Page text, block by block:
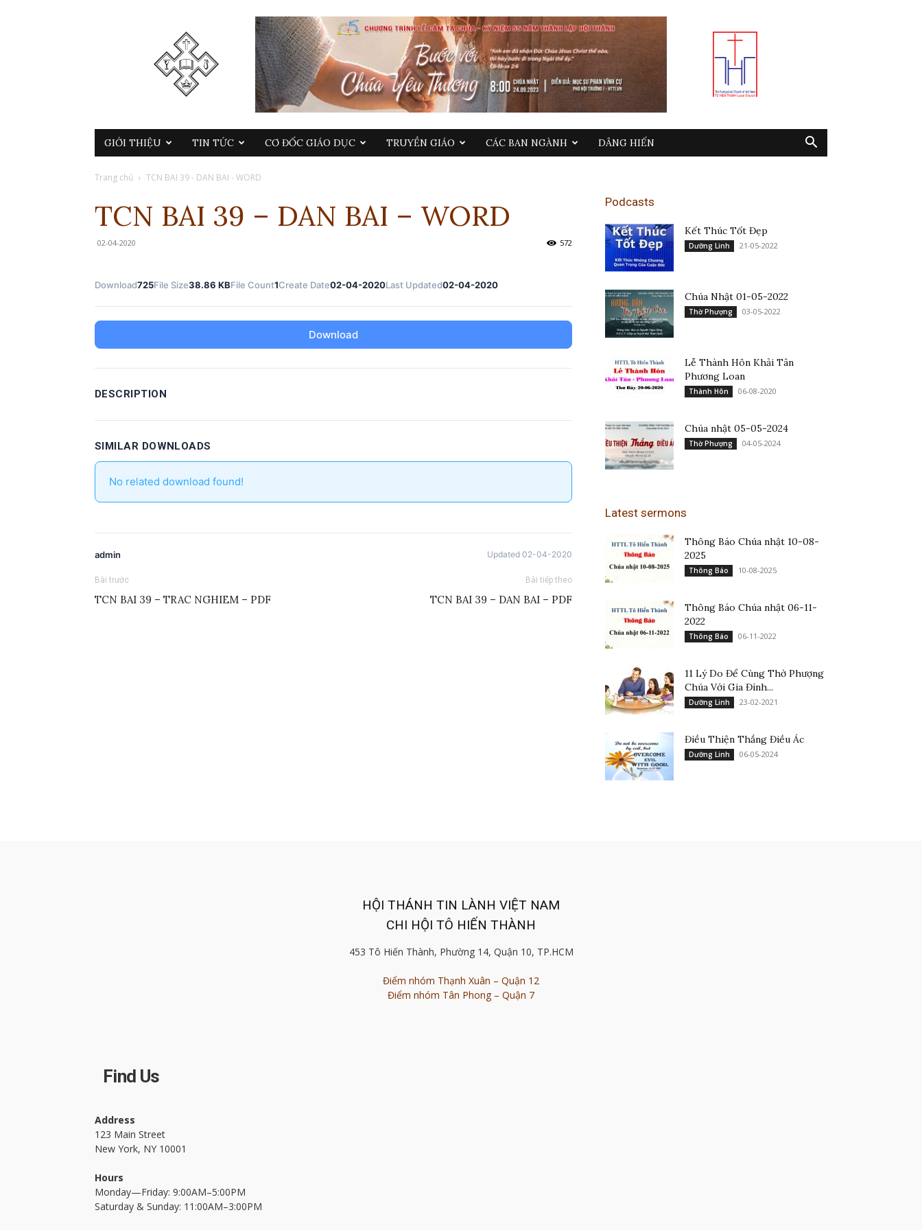
GIỚI THIỆU TIN TỨC CƠ ĐỐC GIÁO DỤC TRUYỀN GIÁO CÁC BAN NGÀNH DÂNG HIẾN
Trang chủ TCN BAI 39 - DAN BAI - WORD
TCN BAI 39 – DAN BAI – WORD
02-04-2020 572
Download725File Size38.86 KBFile Count1Create Date02-04-2020Last Updated02-04-2020
Download
DESCRIPTION
SIMILAR DOWNLOADS
No related download found!
admin Updated 02-04-2020
Bài trước
TCN BAI 39 – TRAC NGHIEM – PDF
Bài tiếp theo
TCN BAI 39 – DAN BAI – PDF
Podcasts
Kết Thúc Tốt Đẹp
Dưỡng Linh 21-05-2022
Chúa Nhật 01-05-2022
Thờ Phượng 03-05-2022
Lễ Thành Hôn Khải Tân
Phương Loan
Thành Hôn 06-08-2020
Chúa nhật 05-05-2024
Thờ Phượng 04-05-2024
Latest sermons
Thông Báo Chúa nhật 10-08-
2025
Thông Báo 10-08-2025
Thông Báo Chúa nhật 06-11-
2022
Thông Báo 06-11-2022
11 Lý Do Để Cùng Thờ Phượng
Chúa Với Gia Đình...
Dưỡng Linh 23-02-2021
Điều Thiện Thắng Điều Ác
Dưỡng Linh 06-05-2024
HỘI THÁNH TIN LÀNH VIỆT NAM
CHI HỘI TÔ HIẾN THÀNH
453 Tô Hiến Thành, Phường 14, Quận 10, TP.HCM
Điểm nhóm Thạnh Xuân – Quận 12
Điểm nhóm Tân Phong – Quận 7
Find Us
Address
123 Main Street
New York, NY 10001
Hours
Monday—Friday: 9:00AM–5:00PM
Saturday & Sunday: 11:00AM–3:00PM